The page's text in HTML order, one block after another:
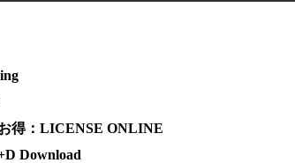
得：LICENSE ONLINE
Download